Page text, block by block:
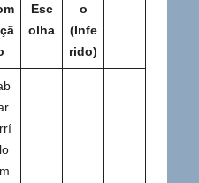
Esc
olha
o
(Infe
rido)